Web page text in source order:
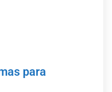
para